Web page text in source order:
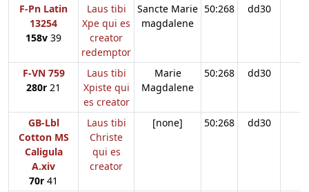
F-Pn Latin
13254
158v 39
Laus tibi
Xpe qui es
creator
redemptor
Sancte Marie
magdalene
50:268 dd30
F-VN 759
280r 21
Laus tibi
Xpiste qui
es creator
Marie
Magdalene
50:268 dd30
GB-Lbl
Cotton MS
Caligula
A.xiv
70r 41
Laus tibi
Christe
qui es
creator
[none] 50:268 dd30